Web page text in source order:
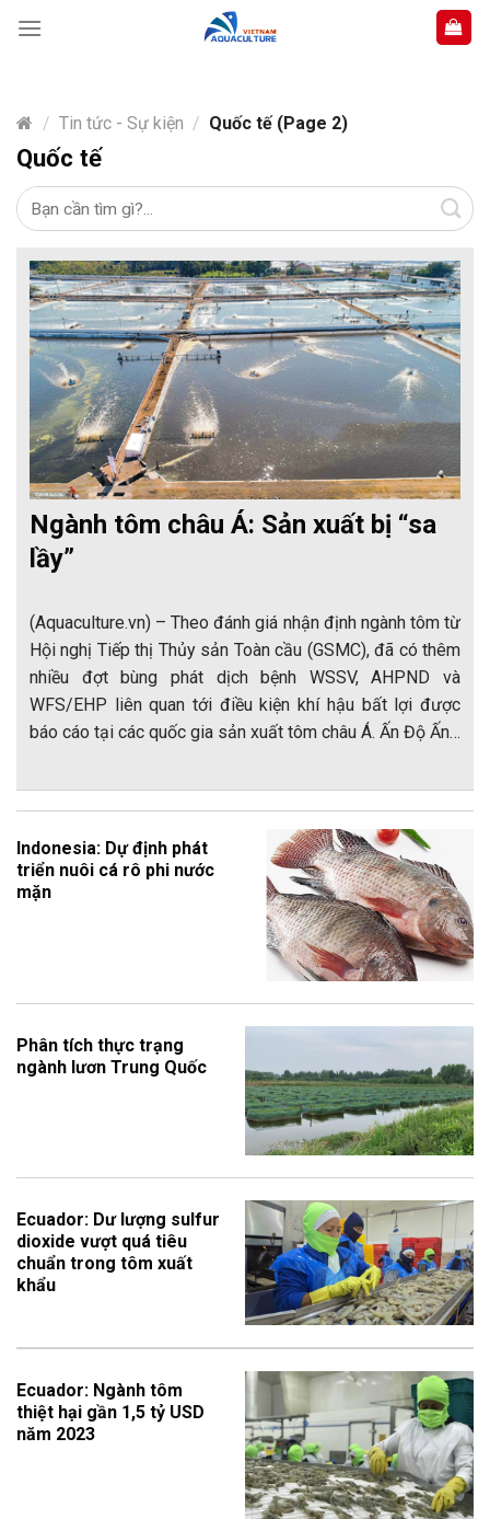
content
/ Tin tức - Sự kiện / Quốc tế (Page 2)
Quốc tế
Ngành tôm châu Á: Sản xuất bị “sa
lầy”
(Aquaculture.vn) – Theo đánh giá nhận định ngành tôm từ
Hội nghị Tiếp thị Thủy sản Toàn cầu (GSMC), đã có thêm
nhiều đợt bùng phát dịch bệnh WSSV, AHPND và
WFS/EHP liên quan tới điều kiện khí hậu bất lợi được
báo cáo tại các quốc gia sản xuất tôm châu Á. Ấn Độ Ấn…
Indonesia: Dự định phát
triển nuôi cá rô phi nước
mặn
Phân tích thực trạng
ngành lươn Trung Quốc
Ecuador: Dư lượng sulfur
dioxide vượt quá tiêu
chuẩn trong tôm xuất
khẩu
Ecuador: Ngành tôm
thiệt hại gần 1,5 tỷ USD
năm 2023